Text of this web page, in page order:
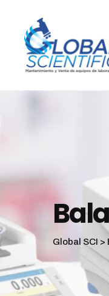
Global SCI >